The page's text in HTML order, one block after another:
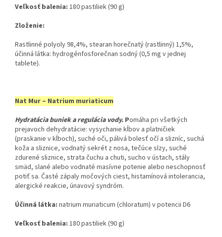
Veľkosť balenia: ​ 180 pastiliek (90 g)
Zloženie:
Rastlinné polyoly 98,4%, stearan horečnatý (rastlinný) 1,5%,
účinná látka: hydrogénfosforečnan sodný (0,5 mg v jednej
tablete).
Nat Mur – Natrium muriaticum
Hydratácia buniek a regulácia vody. Pomáha pri všetkých
prejavoch dehydratácie: vysychanie kĺbov a platničiek
(praskanie v kĺboch), suché oči, pálivá bolesť očí a slizníc, suchá
koža a sliznice, vodnatý sekrét z nosa, tečúce slzy, suché
zdurené sliznice, strata čuchu a chuti, sucho v ústach, stály
smäd, slané alebo vodnaté masívne potenie alebo neschopnosť
potiť sa. Časté zápaly močových ciest, histamínová intolerancia,
alergické reakcie, únavový syndróm.
Účinná látka: ​ natrium muriaticum (chloratum) v potencii D6
Veľkosť balenia: ​ 180 pastiliek (90 g)